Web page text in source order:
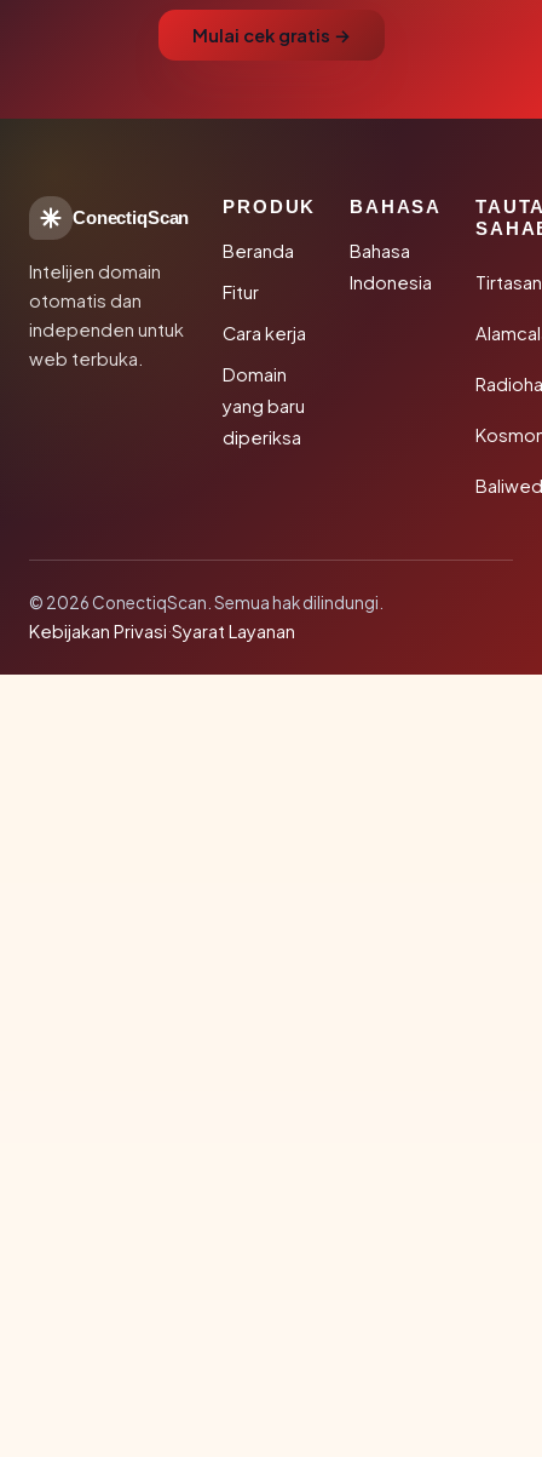
Mulai cek gratis →
ConectiqScan
Intelijen domain
otomatis dan
independen untuk
web terbuka.
PRODUK
Beranda
Fitur
Cara kerja
Domain
yang baru
diperiksa
BAHASA
Bahasa
Indonesia
© 2026 ConectiqScan. Semua hak dilindungi.
Kebijakan Privasi·Syarat Layanan